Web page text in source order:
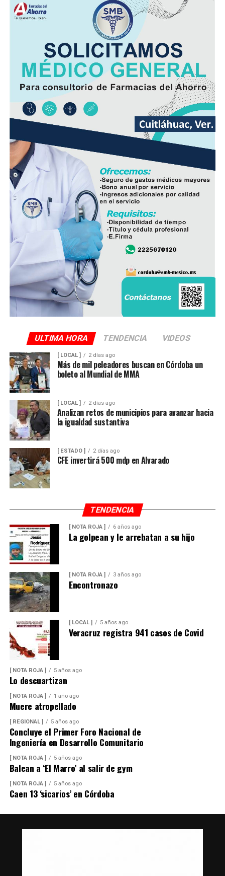
ULTIMA HORA TENDENCIA VIDEOS
[ LOCAL ] 2 días ago
Más de mil peleadores buscan en Córdoba un
boleto al Mundial de MMA
[ LOCAL ] 2 días ago
Analizan retos de municipios para avanzar hacia
la igualdad sustantiva
[ ESTADO ] 2 días ago
CFE invertirá 500 mdp en Alvarado
TENDENCIA
[ NOTA ROJA ] 6 años ago
La golpean y le arrebatan a su hijo
[ NOTA ROJA ] 3 años ago
Encontronazo
[ LOCAL ] 5 años ago
Veracruz registra 941 casos de Covid
[ NOTA ROJA ] 5 años ago
Lo descuartizan
[ NOTA ROJA ] 1 año ago
Muere atropellado
[ REGIONAL ] 5 años ago
Concluye el Primer Foro Nacional de
Ingeniería en Desarrollo Comunitario
[ NOTA ROJA ] 5 años ago
Balean a ‘El Marro’ al salir de gym
[ NOTA ROJA ] 5 años ago
Caen 13 ‘sicarios’ en Córdoba